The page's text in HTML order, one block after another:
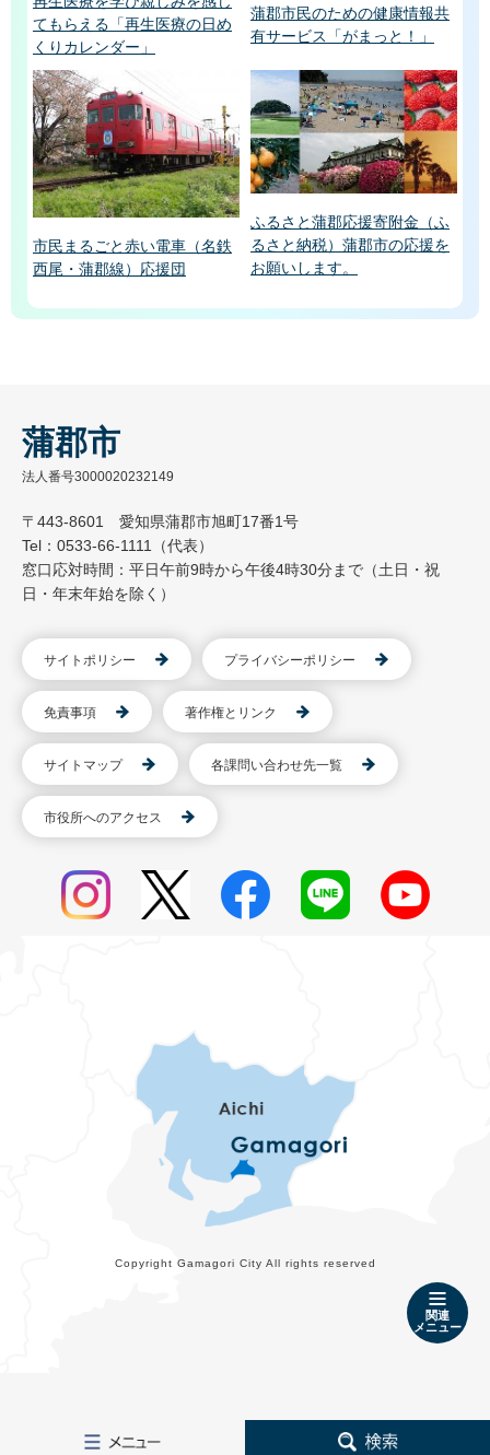
関連
メニュー
てもらえる「再生医療の日め
くりカレンダー」
蒲郡市民のための健康情報共
有サービス「がまっと！」
市民まるごと赤い電車（名鉄
西尾・蒲郡線）応援団
ふるさと蒲郡応援寄附金（ふ
るさと納税）蒲郡市の応援を
お願いします。
蒲郡市
法人番号3000020232149
〒443-8601 愛知県蒲郡市旭町17番1号
Tel：0533-66-1111（代表）
窓口応対時間：平日午前9時から午後4時30分まで（土日・祝
日・年末年始を除く）
サイトポリシー プライバシーポリシー
免責事項 著作権とリンク
サイトマップ 各課問い合わせ先一覧
市役所へのアクセス
Copyright Gamagori City All rights reserved